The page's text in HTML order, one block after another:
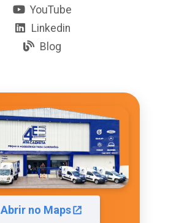
YouTube
Linkedin
Blog
Abrir no Maps